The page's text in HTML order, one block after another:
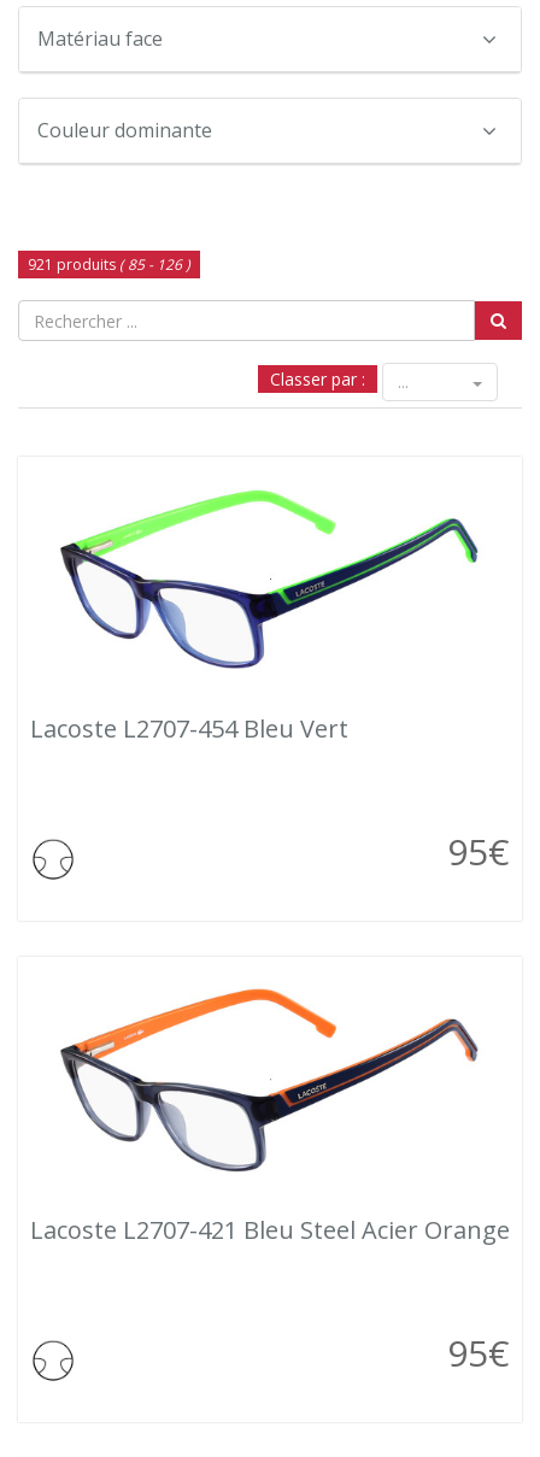
Matériau face
Couleur dominante
921 produits ( 85 - 126 )
Classer par : ...
Lacoste L2707-454 Bleu Vert
€
95
Lacoste L2707-421 Bleu Steel Acier Orange
€
95